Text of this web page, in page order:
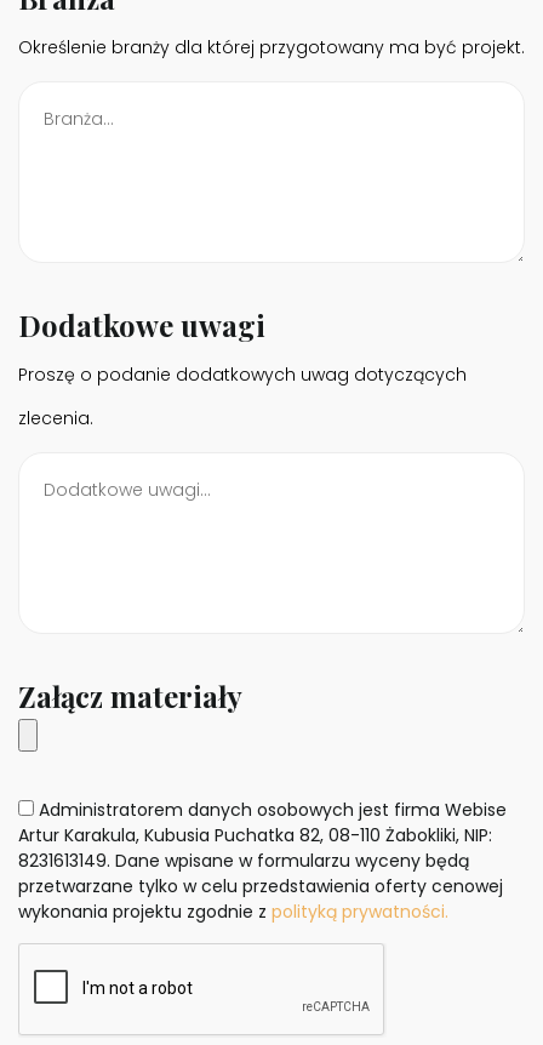
Określenie branży dla której przygotowany ma być projekt.
Dodatkowe uwagi
Proszę o podanie dodatkowych uwag dotyczących
zlecenia.
Załącz materiały
Administratorem danych osobowych jest firma Webise
Artur Karakula, Kubusia Puchatka 82, 08-110 Żabokliki, NIP:
8231613149. Dane wpisane w formularzu wyceny będą
przetwarzane tylko w celu przedstawienia oferty cenowej
wykonania projektu zgodnie z polityką prywatności.